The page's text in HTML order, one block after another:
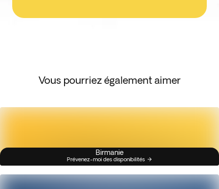
Vous pourriez également aimer
Birmanie
Prévenez-moi des disponibilités